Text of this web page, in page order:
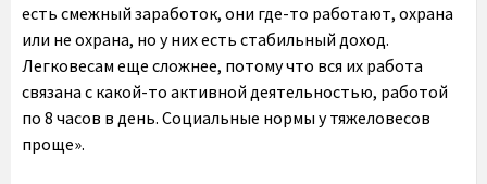
есть смежный заработок, они где-то работают, охрана
или не охрана, но у них есть стабильный доход.
Легковесам еще сложнее, потому что вся их работа
связана с какой-то активной деятельностью, работой
по 8 часов в день. Социальные нормы у тяжеловесов
проще».